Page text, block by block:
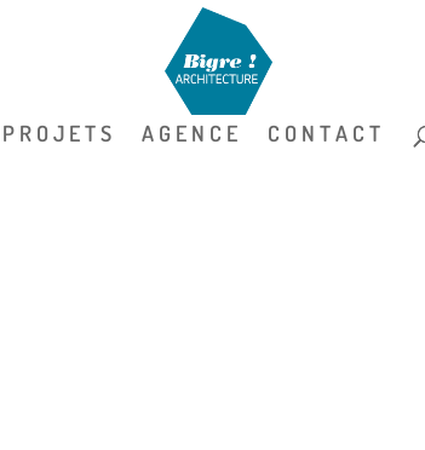
P R O J E T S A G E N C E C O N T A C T